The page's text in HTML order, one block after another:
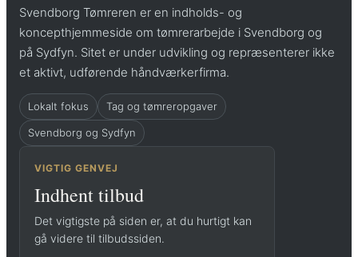
Svendborg Tømreren er en indholds- og
koncepthjemmeside om tømrerarbejde i Svendborg og
på Sydfyn. Sitet er under udvikling og repræsenterer ikke
et aktivt, udførende håndværkerfirma.
Lokalt fokus Tag og tømreropgaver
Svendborg og Sydfyn
VIGTIG GENVEJ
Indhent tilbud
Det vigtigste på siden er, at du hurtigt kan
gå videre til tilbudssiden.